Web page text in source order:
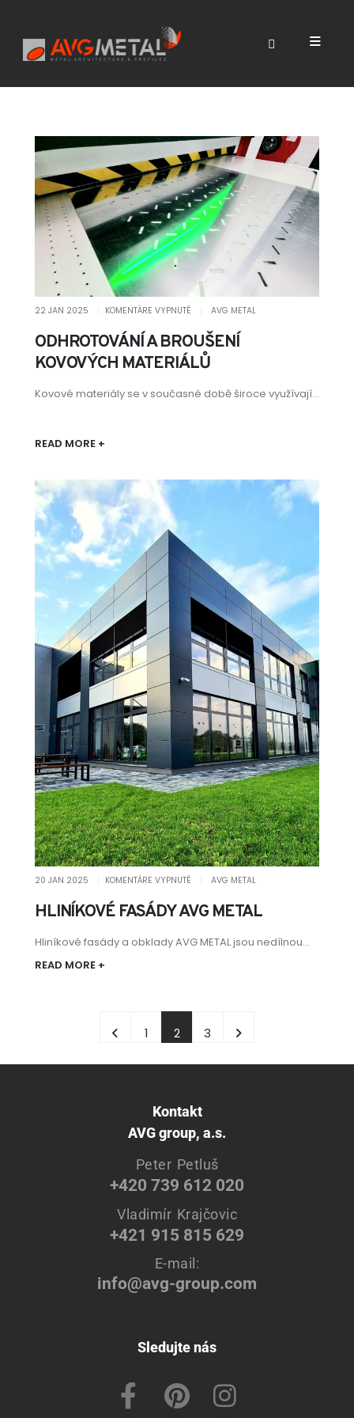
22 JAN 2025 KOMENTÁRE VYPNUTÉ AVG METAL
ODHROTOVÁNÍ A BROUŠENÍ
KOVOVÝCH MATERIÁLŮ
Kovové materiály se v současné době široce využívají...
READ MORE +
20 JAN 2025 KOMENTÁRE VYPNUTÉ AVG METAL
HLINÍKOVÉ FASÁDY AVG METAL
Hliníkové fasády a obklady AVG METAL jsou nedílnou...
READ MORE +
1 2 3
Kontakt
AVG group, a.s.
Peter Petluš
+420 739 612 020
Vladimír Krajčovic
+421 915 815 629
E-mail:
info@avg-group.com
Sledujte nás